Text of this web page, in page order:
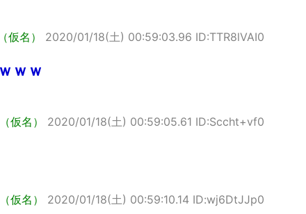
仮名） 2020/01/18(土) 00:59:03.96 ID:TTR8lVAI0
ｗｗ
仮名） 2020/01/18(土) 00:59:05.61 ID:Sccht+vf0
仮名） 2020/01/18(土) 00:59:10.14 ID:wj6DtJJp0